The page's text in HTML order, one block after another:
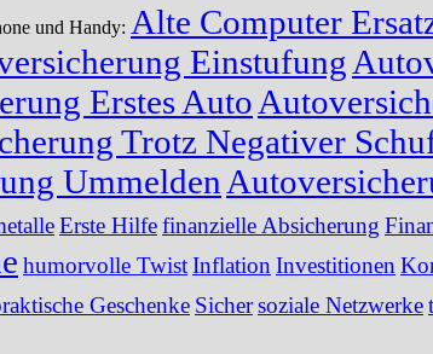
und Handy: Alte Computer
Einstufung
Erstes Auto
Trotz Negativer
Ummelden
Erste Hilfefinanzielle Absicherung
humorvolle TwistInflation Investitionen
Geschenke Sichersoziale Netzwerke